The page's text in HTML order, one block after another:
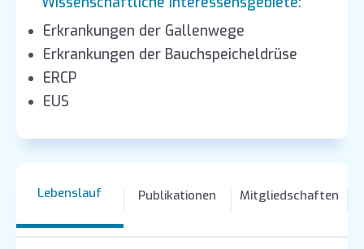
Erkrankungen der Gallenwege
Erkrankungen der Bauchspeicheldrüse
ERCP
EUS
Lebenslauf Publikationen Mitgliedschaften